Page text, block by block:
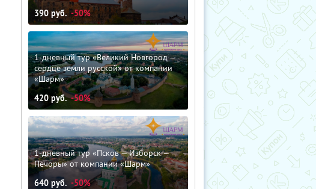
390 руб. -50%
1-дневный тур «Великий Новгород —
сердце земли русской» от компании
«Шарм»
420 руб. -50%
1-дневный тур «Псков — Изборск —
Печоры» от компании «Шарм»
640 руб. -50%